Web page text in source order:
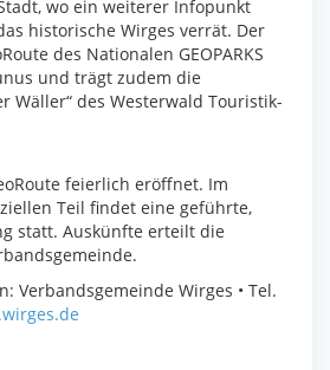
wo ein weiterer Infopunkt
historische Wirges verrät. Der
des Nationalen GEOPARKS
und trägt zudem die
Wäller“ des Westerwald Touristik-
feierlich eröffnet. Im
Teil findet eine geführte,
statt. Auskünfte erteilt die
Verbandsgemeinde Wirges • Tel.